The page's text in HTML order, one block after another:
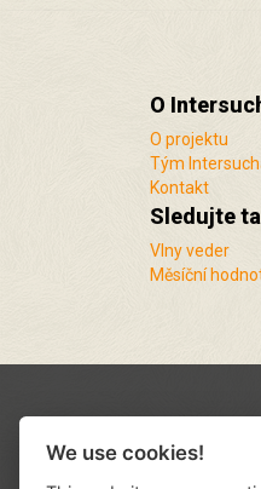
O
O projektu
Tým
Kontakt
Sledujte
Vlny veder
Měsíční
We use cookies!